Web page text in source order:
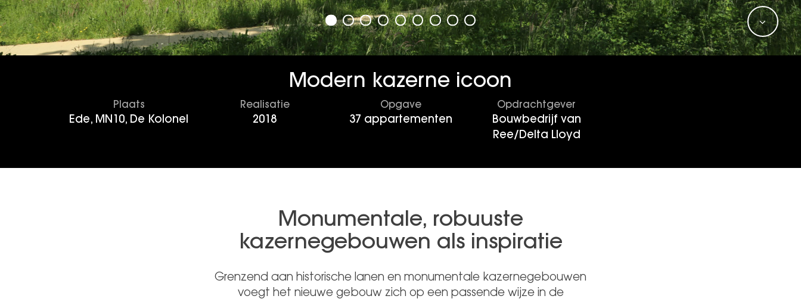
Modern kazerne icoon
Plaats
Ede, MN10, De Kolonel
Realisatie
2018
Opgave
37 appartementen
Opdrachtgever
Bouwbedrijf van
Ree/Delta Lloyd
Monumentale, robuuste
kazernegebouwen als inspiratie
Grenzend aan historische lanen en monumentale kazernegebouwen
voegt het nieuwe gebouw zich op een passende wijze in de